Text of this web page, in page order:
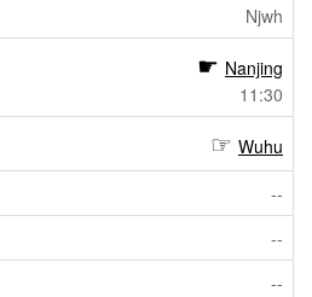
Njwh
Nanjing
11:30
Wuhu
--
--
--